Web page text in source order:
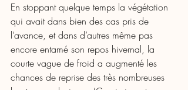
En stoppant quelque temps la végétation
qui avait dans bien des cas pris de
l’avance, et dans d’autres même pas
encore entamé son repos hivernal, la
courte vague de froid a augmenté les
chances de reprise des très nombreuses